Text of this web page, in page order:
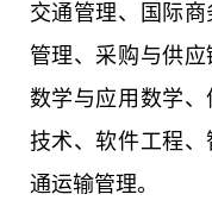
交通管理、国际
管理、采购与供应
数学与应用数学
技术、软件工程
通运输管理。